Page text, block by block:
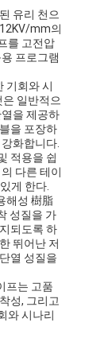
유리 천으
mm의
를 고전압
프로그램
기회와 시
일반적으
을 제공하
을 포장하
화합니다.
적용을 쉽
다른 테이
게 한다.
해성 樹脂
성질을 가
되도록 하
뛰어난 저
열 성질을
프는 고품
성, 그리고
와 시나리